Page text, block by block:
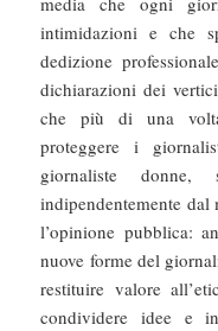
intimidazioni e che
dedizione
dichiarazioni dei
che più di una
proteggere i
giornaliste donne,
indipendentemente
l’opinione pubblica:
nuove forme del
restituire valore
condividere idee e